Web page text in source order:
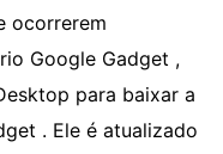
ocorrerem
Google Gadget ,
para baixar a
. Ele é atualizado